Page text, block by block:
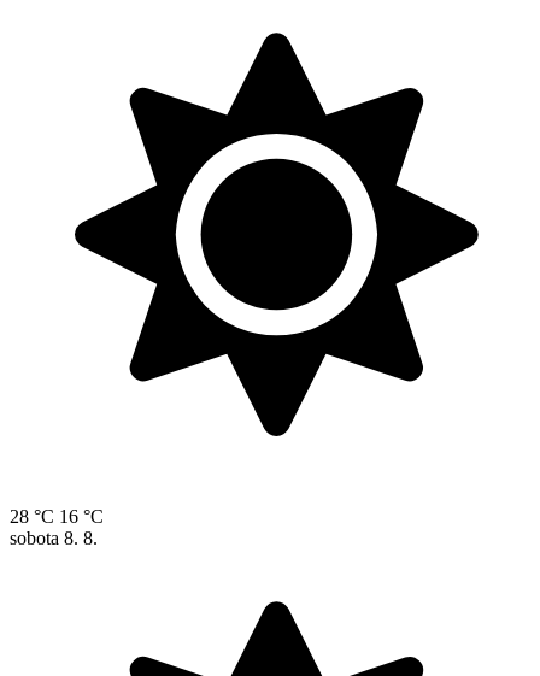
28 °C 16 °C
sobota 8. 8.